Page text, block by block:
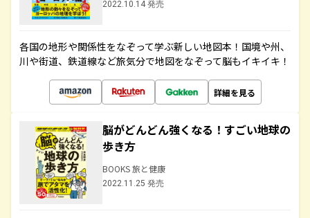
2022.10.14 発売
各国の地形や関係性をなぞって学ぶ新しい地図本！国境や州、
川や街道、鉄道線など旅気分で地図をなぞって脳もイキイキ！
詳細を見る
脳がどんどん強くなる！すごい地球の
歩き方
BOOKS 旅と健康
2022.11.25 発売